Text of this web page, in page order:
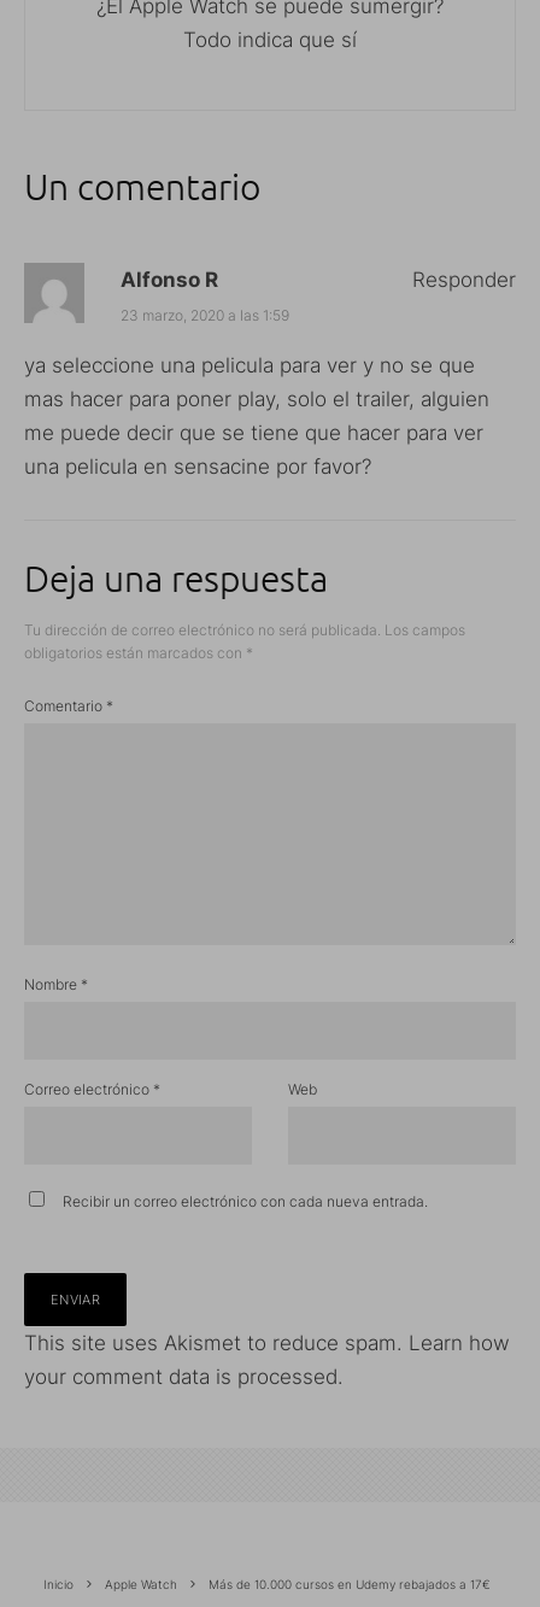
¿El Apple Watch se puede sumergir?
Todo indica que sí
Un comentario
Alfonso R
23 marzo, 2020 a las 1:59
ya seleccione una pelicula para ver y no se que
mas hacer para poner play, solo el trailer, alguien
me puede decir que se tiene que hacer para ver
una pelicula en sensacine por favor?
Responder
Deja una respuesta
Tu dirección de correo electrónico no será publicada. Los campos
obligatorios están marcados con *
Comentario *
Nombre *
Correo electrónico * Web
Recibir un correo electrónico con cada nueva entrada.
This site uses Akismet to reduce spam. Learn how
your comment data is processed.
Inicio Apple Watch Más de 10.000 cursos en Udemy rebajados a 17€